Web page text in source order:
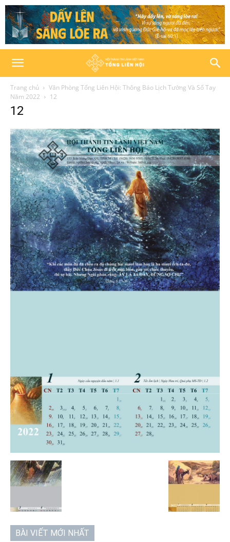
Trang chủ
Văn Phòng Tổng Liên Hội: Thông Báo Lịch Tường Và Sổ Tay
Năm 2022
12
12
BÀI VIẾT MỚI NHẤT